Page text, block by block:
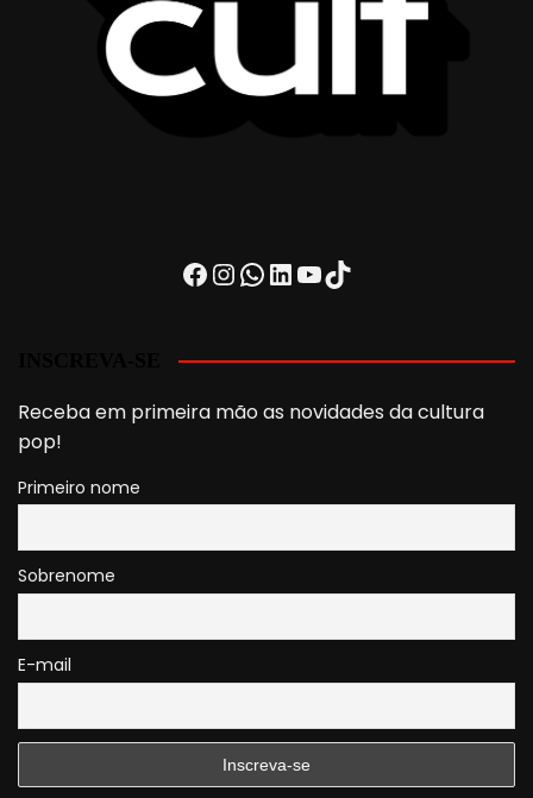
Facebook
Instagram
WhatsApp
LinkedIn
Youtube
TikTok
Receba em primeira mão as novidades da cultura
pop!
Primeiro nome
Sobrenome
E-mail